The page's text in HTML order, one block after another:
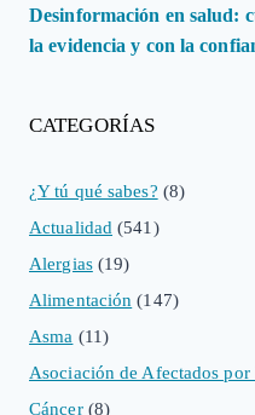
Desinformación en salud:
la evidencia y con la
CATEGORÍAS
¿Y tú qué sabes? (8)
Actualidad (541)
Alergias(19)
Alimentación (147)
Asma (11)
Asociación de Afectados
Cáncer(8)